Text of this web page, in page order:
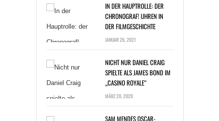
DER FILMGESCHICHTE
JANUAR 26, 2021
„CASINO ROYALE“
MÄRZ 20, 2020